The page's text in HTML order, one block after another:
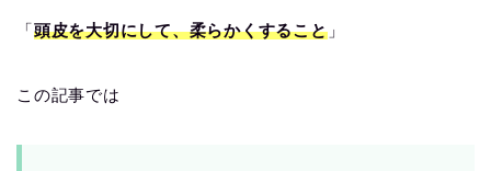
「頭皮を大切にして、柔らかくすること」
この記事では